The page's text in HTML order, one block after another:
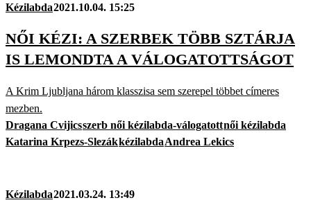
Kézilabda2021.10.04. 15:25
NŐI KÉZI: A SZERBEK TÖBB SZTÁRJA
IS LEMONDTA A VÁLOGATOTTSÁGOT
A Krim Ljubljana három klasszisa sem szerepel többet címeres
mezben.
Dragana Cvijicsszerb női kézilabda-válogatottnői kézilabda
Katarina Krpezs-SlezákkézilabdaAndrea Lekics
Kézilabda2021.03.24. 13:49